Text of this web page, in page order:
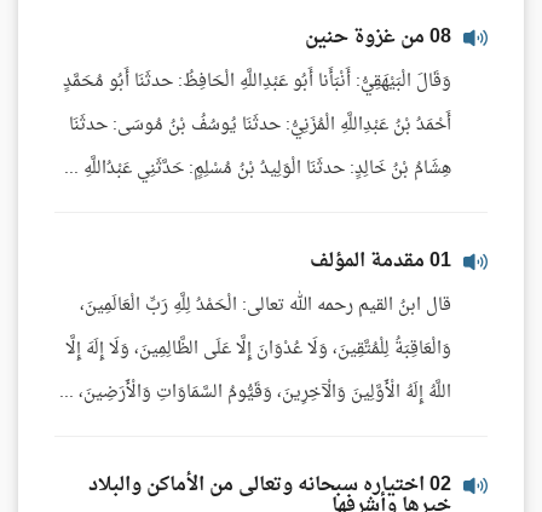
08 من غزوة حنين
وَقَالَ الْبَيْهَقِيُّ: أَنْبَأَنا أَبُو عَبْدِاللَّهِ الْحَافِظُ: حدثَنَا أَبُو مُحَمَّدٍ
أَحْمَدُ بْنُ عَبْدِاللَّهِ الْمُزَنِيُّ: حدثَنَا يُوسُفُ بْنُ مُوسَى: حدثَنَا
هِشَامُ بْنُ خَالِدٍ: حدثَنَا الْوَلِيدُ بْنُ مُسْلِمٍ: حَدَّثَنِي عَبْدُاللَّهِ ...
01 مقدمة المؤلف
قال ابنُ القيم رحمه الله تعالى: الْحَمْدُ لِلَّهِ رَبِّ الْعَالَمِينَ،
وَالْعَاقِبَةُ لِلْمُتَّقِينَ، وَلَا عُدْوَانَ إِلَّا عَلَى الظَّالِمِينَ، وَلَا إِلَهَ إِلَّا
اللَّهُ إِلَهُ الْأَوَّلِينَ وَالْآخِرِينَ، وَقَيُّومُ السَّمَاوَاتِ وَالْأَرَضِينَ، ...
02 اختياره سبحانه وتعالى من الأماكن والبلاد